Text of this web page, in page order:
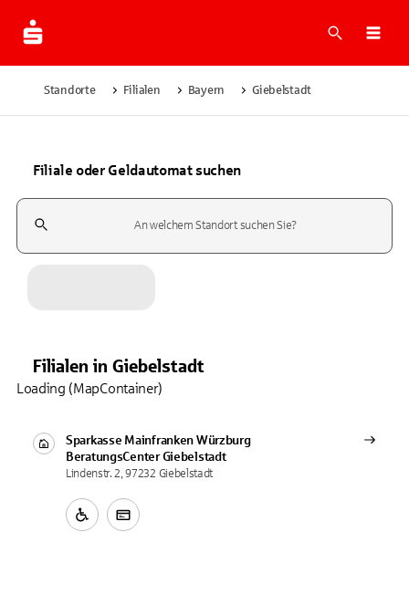
Suche
Standorte Filialen Bayern Giebelstadt
Filiale oder Geldautomat suchen
Suchfeld
Filialen in Giebelstadt
Sparkasse Mainfranken Würzburg
BeratungsCenter Giebelstadt
Lindenstr. 2, 97232 Giebelstadt
Loading (MapContainer)